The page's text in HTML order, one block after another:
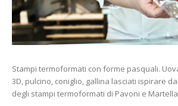
Stampi termoformati con forme pasquali.
3D, pulcino, coniglio, gallina lasciati ispirare
degli stampi termoformati di Pavoni e